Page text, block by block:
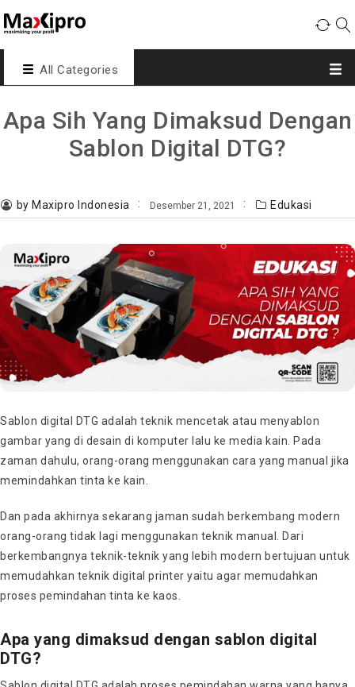
All Categories
Apa Sih Yang Dimaksud Dengan
Sablon Digital DTG?
by Maxipro Indonesia Desember 21, 2021 Edukasi
Sablon digital DTG adalah teknik mencetak atau menyablon
gambar yang di desain di komputer lalu ke media kain. Pada
zaman dahulu, orang-orang menggunakan cara yang manual jika
memindahkan tinta ke kain.
Dan pada akhirnya sekarang jaman sudah berkembang modern
orang-orang tidak lagi menggunakan teknik manual. Dari
berkembangnya teknik-teknik yang lebih modern bertujuan untuk
memudahkan teknik digital printer yaitu agar memudahkan
proses pemindahan tinta ke kaos.
Apa yang dimaksud dengan sablon digital
DTG?